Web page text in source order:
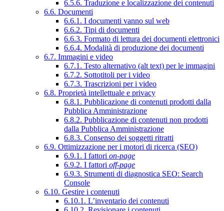
6.5.6. Traduzione e localizzazione dei contenuti
6.6. Documenti
6.6.1. I documenti vanno sul web
6.6.2. Tipi di documenti
6.6.3. Formato di lettura dei documenti elettronici
6.6.4. Modalità di produzione dei documenti
6.7. Immagini e video
6.7.1. Testo alternativo (alt text) per le immagini
6.7.2. Sottotitoli per i video
6.7.3. Trascrizioni per i video
6.8. Proprietà intellettuale e privacy
6.8.1. Pubblicazione di contenuti prodotti dalla
Pubblica Amministrazione
6.8.2. Pubblicazione di contenuti non prodotti
dalla Pubblica Amministrazione
6.8.3. Consenso dei soggetti ritratti
6.9. Ottimizzazione per i motori di ricerca (SEO)
6.9.1. I fattori on-page
6.9.2. I fattori off-page
6.9.3. Strumenti di diagnostica SEO: Search
Console
6.10. Gestire i contenuti
6.10.1. L’inventario dei contenuti